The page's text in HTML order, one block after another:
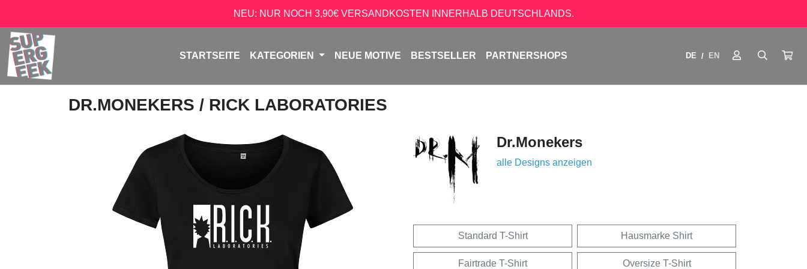
NEU: NUR NOCH 3,90€ VERSANDKOSTEN INNERHALB DEUTSCHLANDS.
STARTSEITE KATEGORIEN NEUE MOTIVE BESTSELLER PARTNERSHOPS DE / EN
DR.MONEKERS / RICK LABORATORIES
Dr.Monekers
alle Designs anzeigen
Standard T-Shirt Hausmarke Shirt
Fairtrade T-Shirt Oversize T-Shirt